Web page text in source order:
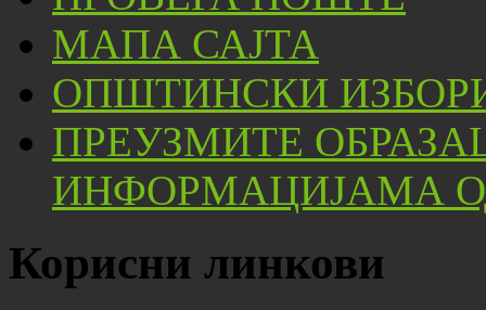
МАПА САЈТА
ОПШТИНСКИ
ПРЕУЗМИТЕ
ИНФОРМАЦИЈАМА
Корисни линкови